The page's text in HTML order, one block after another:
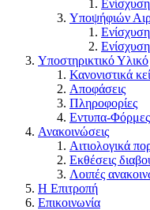
Υποψήφιών
Υποστηρικτικό Υλικό
Κανονιστικά
Αποφάσεις
Πληροφορίες
Εντυπα-Φόρμες
Ανακοινώσεις
Αιτιολογικά
Εκθέσεις
Λοιπές
Η Επιτροπή
Επικοινωνία